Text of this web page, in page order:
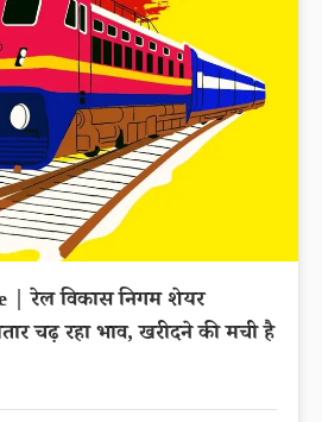
| रेल विकास निगम शेयर
चढ़ रहा भाव, खरीदने की मची है